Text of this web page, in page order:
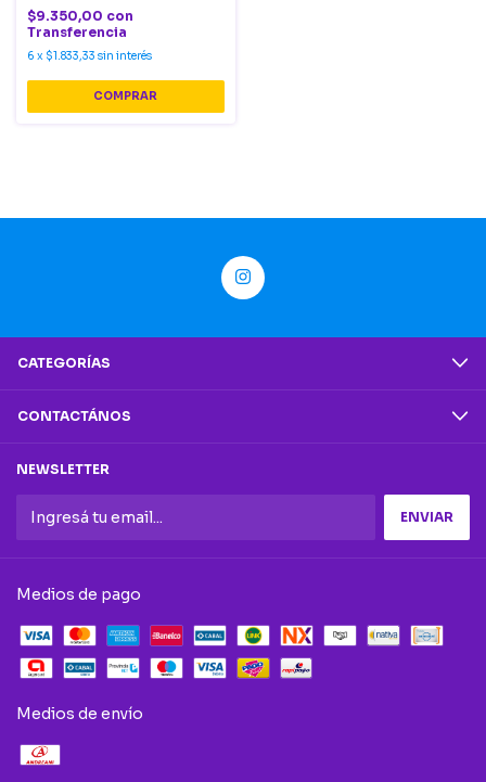
$9.350,00 con
Transferencia
6 x $1.833,33 sin interés
COMPRAR
CATEGORÍAS
CONTACTÁNOS
NEWSLETTER
Medios de pago
Medios de envío